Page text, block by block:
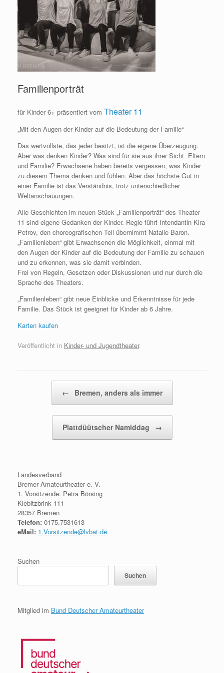
Familienporträt
für Kinder 6+ präsentiert vom Theater 11
„Mit den Augen der Kinder auf die Bedeutung der Familie“
Das wertvollste, das jeder besitzt, ist die eigene Überzeugung.
Aber was denken Kinder? Was sind für sie aus ihrer Sicht Eltern
und Familie? Erwachsene haben bereits vergessen, was Kinder
zu diesem Thema denken und fühlen. Aber das höchste Gut in
einer Familie ist das Verständnis, trotz unterschiedlicher
Weltanschauungen.
Alle Geschichten im neuen Stück „Familienporträt“ des Theater
11 sind eigene Gedanken der Kinder. Regie führt Intendantin Kira
Petrov, den choreografischen Teil übernimmt Natalie Baron.
„Familienleben“ gibt Erwachsenen die Möglichkeit, einmal mit
den Augen der Kinder auf die Bedeutung der Familie zu schauen
und zu erkennen, was sie damit verbinden.
Frei von Regeln, Gesetzen oder Diskussionen und nur durch die
Sprache des Theaters.
„Familienleben“ gibt neue Einblicke und Erkenntnisse für jede
Familie. Das Stück ist geeignet für Kinder ab 6 Jahre.
Karten kaufen
Veröffentlicht in Kinder- und Jugendtheater.
← Bremen, anders als immer
Plattdüütscher Namiddag →
Landesverband
Bremer Amateurtheater e. V.
1. Vorsitzende: Petra Börsing
Kiebitzbrink 111
28357 Bremen
Telefon: 0175.7531613
eMail: 1.Vorsitzende@lvbat.de
Suchen
Suchen
Mitglied im Bund Deutscher Amateurtheater